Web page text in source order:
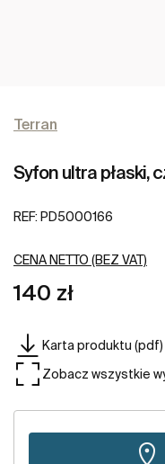
Terran
Syfon ultra płaski,
REF: PD5000166
CENA NETTO (BEZ VAT)
140 zł
Karta produktu (pdf)
Zobacz wszystkie